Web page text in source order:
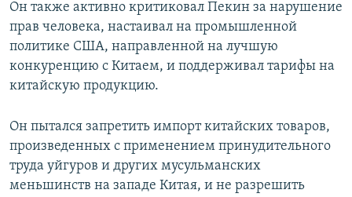
Он также активно критиковал Пекин за нарушение
прав человека, настаивал на промышленной
политике США, направленной на лучшую
конкуренцию с Китаем, и поддерживал тарифы на
китайскую продукцию.
Он пытался запретить импорт китайских товаров,
произведенных с применением принудительного
труда уйгуров и других мусульманских
меньшинств на западе Китая, и не разрешить